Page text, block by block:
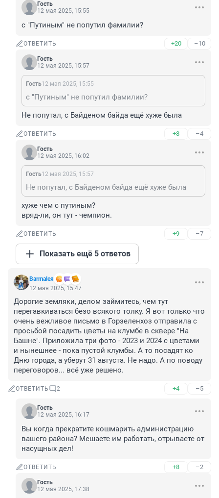
Гость
12 мая 2025, 15:55
с "Путиным" не попутил фамилии?
ОТВЕТИТЬ +20 –10
Гость
12 мая 2025, 15:57
Гость12 мая 2025, 15:55
с "Путиным" не попутил фамилии?
Не попутал, с Байденом байда ещё хуже была
ОТВЕТИТЬ +8 –4
Гость
12 мая 2025, 16:02
Гость12 мая 2025, 15:57
Не попутал, с Байденом байда ещё хуже была
хуже чем с путиным?
вряд-ли, он тут - чемпион.
ОТВЕТИТЬ +9 –7
Показать ещё 5 ответов
Barmaleя
12 мая 2025, 15:47
Дорогие земляки, делом займитесь, чем тут
перегавкиваться безо всякого толку. Я вот только что
очень вежливое письмо в Горзеленхоз отправила с
просьбой посадить цветы на клумбе в сквере "На
Башне". Приложила три фото - 2023 и 2024 с цветами
и нынешнее - пока пустой клумбы. А то посадят ко
Дню города, а уберут 31 августа. Не надо. А по поводу
переговоров... всё уже решено.
ОТВЕТИТЬ 2 +4 –5
Гость
12 мая 2025, 16:17
Вы когда прекратите кошмарить администрацию
вашего района? Мешаете им работать, отрываете от
насущных дел!
ОТВЕТИТЬ +8 –2
Гость
12 мая 2025, 17:38